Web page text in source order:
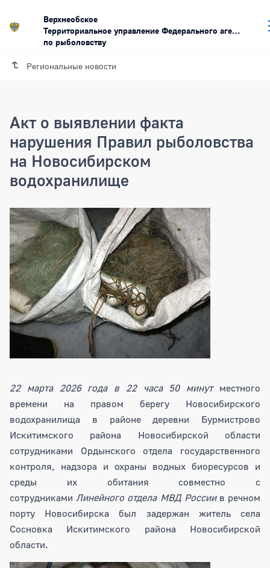
Верхнеобское
Территориальное управление Федерального агентства
по рыболовству
Региональные новости
Акт о выявлении факта
нарушения Правил рыболовства
на Новосибирском
водохранилище
Акт о выявлении факта нарушения
22 марта 2026 года в 22 часа 50 минутместного
времени на правом берегу Новосибирского
водохранилища в районе деревни Бурмистрово
Искитимского района Новосибирской области
сотрудниками Ордынского отдела государственного
контроля, надзора и охраны водных биоресурсов и
среды их обитания совместно с
сотрудникамиЛинейного отдела МВД Россиив речном
порту Новосибирска был задержан житель села
Сосновка Искитимского района Новосибирской
области.